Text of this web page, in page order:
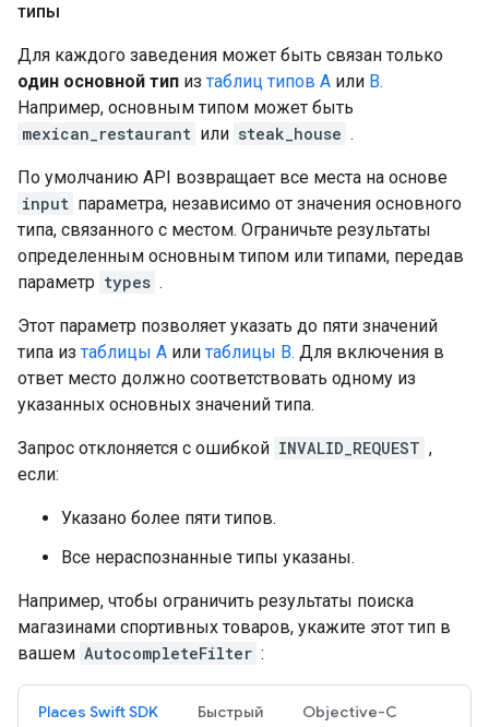
типы
Для каждого заведения может быть связан только
один основной тип из таблиц типов A или B.
Например, основным типом может быть
mexican_restaurant или steak_house .
По умолчанию API возвращает все места на основе
input параметра, независимо от значения основного
типа, связанного с местом. Ограничьте результаты
определенным основным типом или типами, передав
параметр types .
Этот параметр позволяет указать до пяти значений
типа из таблицы A или таблицы B. Для включения в
ответ место должно соответствовать одному из
указанных основных значений типа.
Запрос отклоняется с ошибкой INVALID_REQUEST ,
если:
Указано более пяти типов.
Все нераспознанные типы указаны.
Например, чтобы ограничить результаты поиска
магазинами спортивных товаров, укажите этот тип в
вашем AutocompleteFilter :
Places Swift SDK Быстрый Objective-C